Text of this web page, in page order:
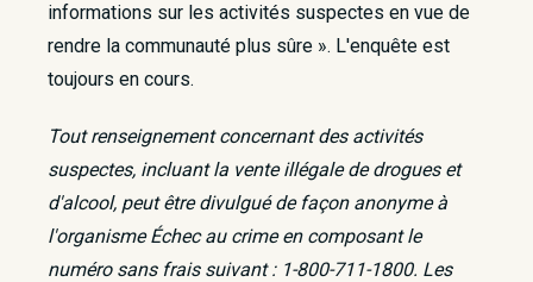
informations sur les activités suspectes en vue de
rendre la communauté plus sûre ». L'enquête est
toujours en cours.
Tout renseignement concernant des activités
suspectes, incluant la vente illégale de drogues et
d'alcool, peut être divulgué de façon anonyme à
l'organisme Échec au crime en composant le
numéro sans frais suivant : 1-800-711-1800. Les